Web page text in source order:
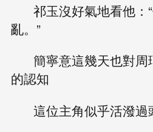
祁玉沒好氣地看他：
亂。”
簡寧意這幾天也對
的認知
這位主角似乎活潑過